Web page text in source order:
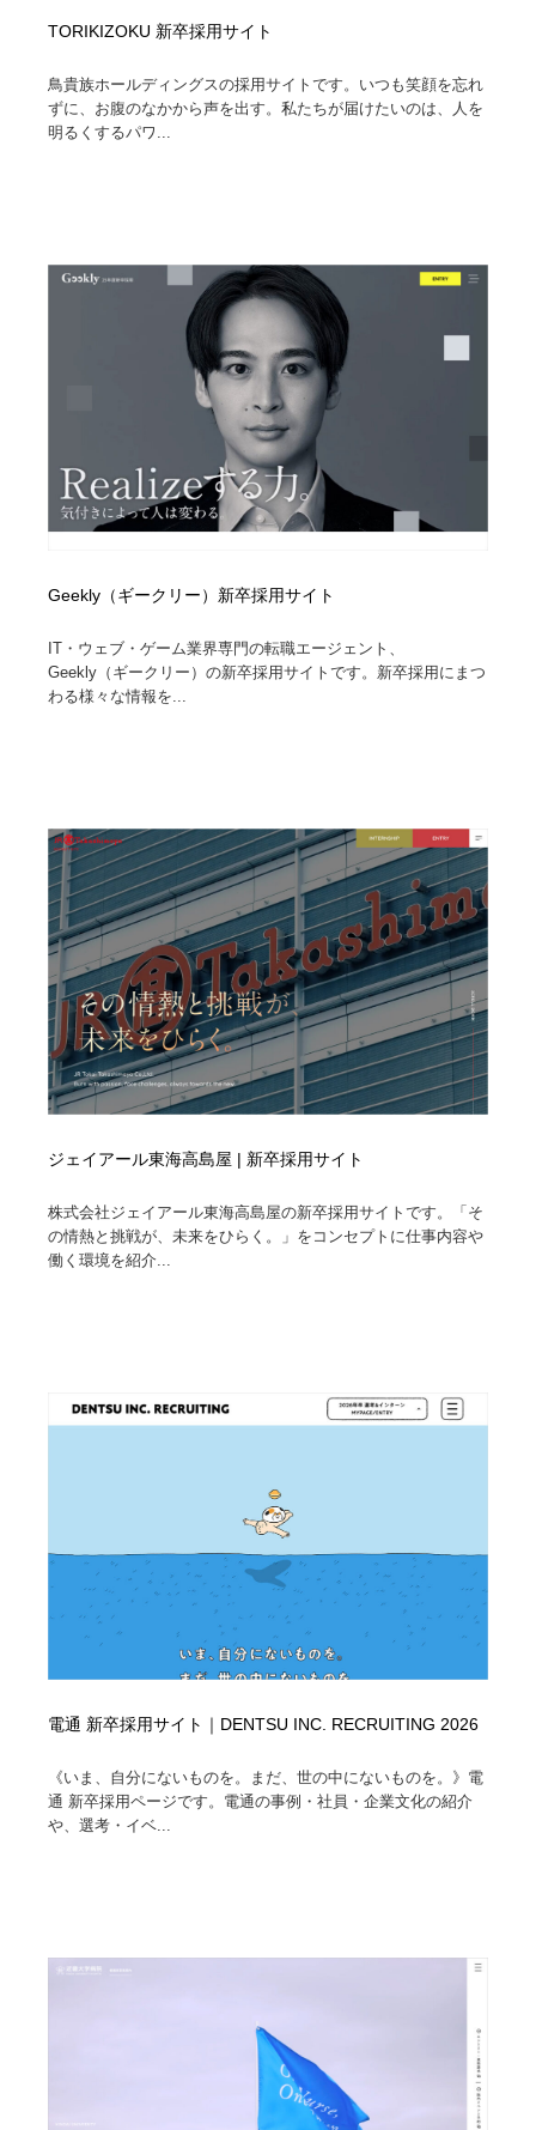
TORIKIZOKU 新卒採用サイト
鳥貴族ホールディングスの採用サイトです。いつも笑顔を忘れ
ずに、お腹のなかから声を出す。私たちが届けたいのは、人を
明るくするパワ...
Geekly（ギークリー）新卒採用サイト
IT・ウェブ・ゲーム業界専門の転職エージェント、
Geekly（ギークリー）の新卒採用サイトです。新卒採用にまつ
わる様々な情報を...
ジェイアール東海高島屋 | 新卒採用サイト
株式会社ジェイアール東海高島屋の新卒採用サイトです。「そ
の情熱と挑戦が、未来をひらく。」をコンセプトに仕事内容や
働く環境を紹介...
電通 新卒採用サイト｜DENTSU INC. RECRUITING 2026
《いま、自分にないものを。まだ、世の中にないものを。》電
通 新卒採用ページです。電通の事例・社員・企業文化の紹介
や、選考・イベ...